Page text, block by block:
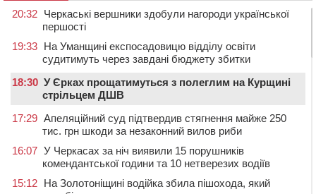
20:32 Черкаські вершники здобули нагороди української
першості
19:33 На Уманщині експосадовицю відділу освіти
судитимуть через завдані бюджету збитки
18:30 У Єрках прощатимуться з полеглим на Курщині
стрільцем ДШВ
17:29 Апеляційний суд підтвердив стягнення майже 250
тис. грн шкоди за незаконний вилов риби
16:07 У Черкасах за ніч виявили 15 порушників
комендантської години та 10 нетверезих водіїв
15:12 На Золотоніщині водійка збила пішохода, який